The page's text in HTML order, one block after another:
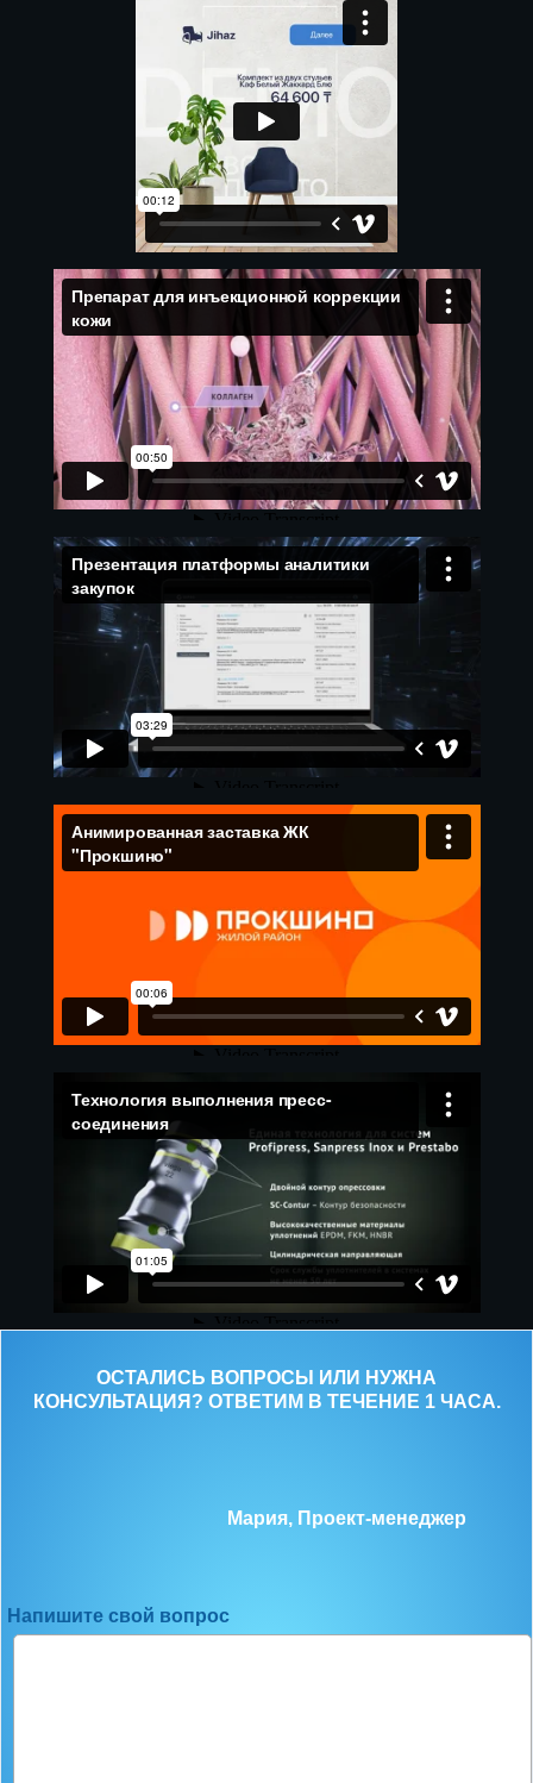
ОСТАЛИСЬ ВОПРОСЫ ИЛИ НУЖНА
КОНСУЛЬТАЦИЯ? ОТВЕТИМ В ТЕЧЕНИЕ 1 ЧАСА.
Мария, Проект-менеджер
Напишите свой вопрос